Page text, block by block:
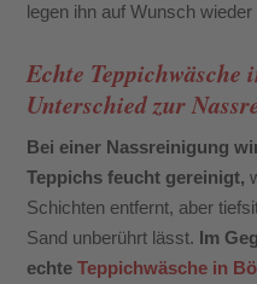
legen ihn auf Wunsch wieder
Echte
Unterschied zur
Bei einer Nassreinigung
Teppichs feucht gereinigt,
Schichten entfernt, aber
Sand unberührt lässt. Im
echteTeppichwäsche in